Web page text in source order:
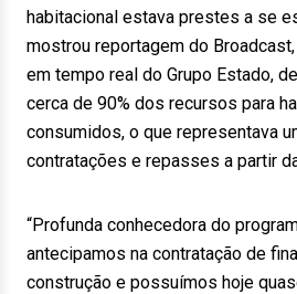
habitacional estava prestes a se
mostrou reportagem do
em tempo real do Grupo Estado,
cerca de 90% dos recursos para
consumidos, o que representava
contratações e repasses a partir
“Profunda conhecedora do
antecipamos na contratação de
construção e possuímos hoje